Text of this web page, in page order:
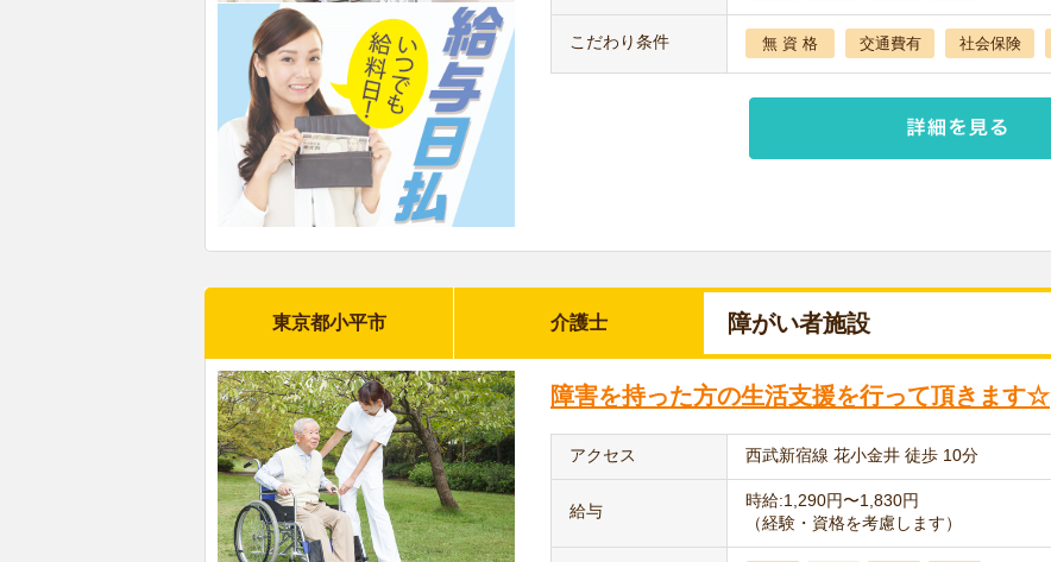
こだわり条件 無 資 格 交通費有 社会保険
東京都小平市 介護士 障がい者施設
障害を持った方の生活支援を行って頂きます☆
アクセス 西武新宿線 花小金井 徒歩 10分
給与
時給:1,290円〜1,830円
（経験・資格を考慮します）